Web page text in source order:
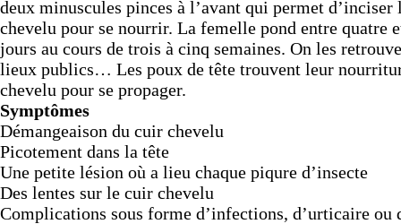
deux minuscules pinces à l’avant qui permet d’inciser
chevelu pour se nourrir. La femelle pond entre quatre
jours au cours de trois à cinq semaines. On les
lieux publics… Les poux de tête trouvent leur
chevelu pour se propager.
Symptômes
Démangeaison du cuir chevelu
Picotement dans la tête
Une petite lésion où a lieu chaque piqure d’insecte
Des lentes sur le cuir chevelu
Complications sous forme d’infections, d’urticaire ou